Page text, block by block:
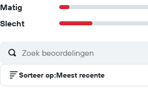
Matig
Slecht
Sorteer op:Meest recente